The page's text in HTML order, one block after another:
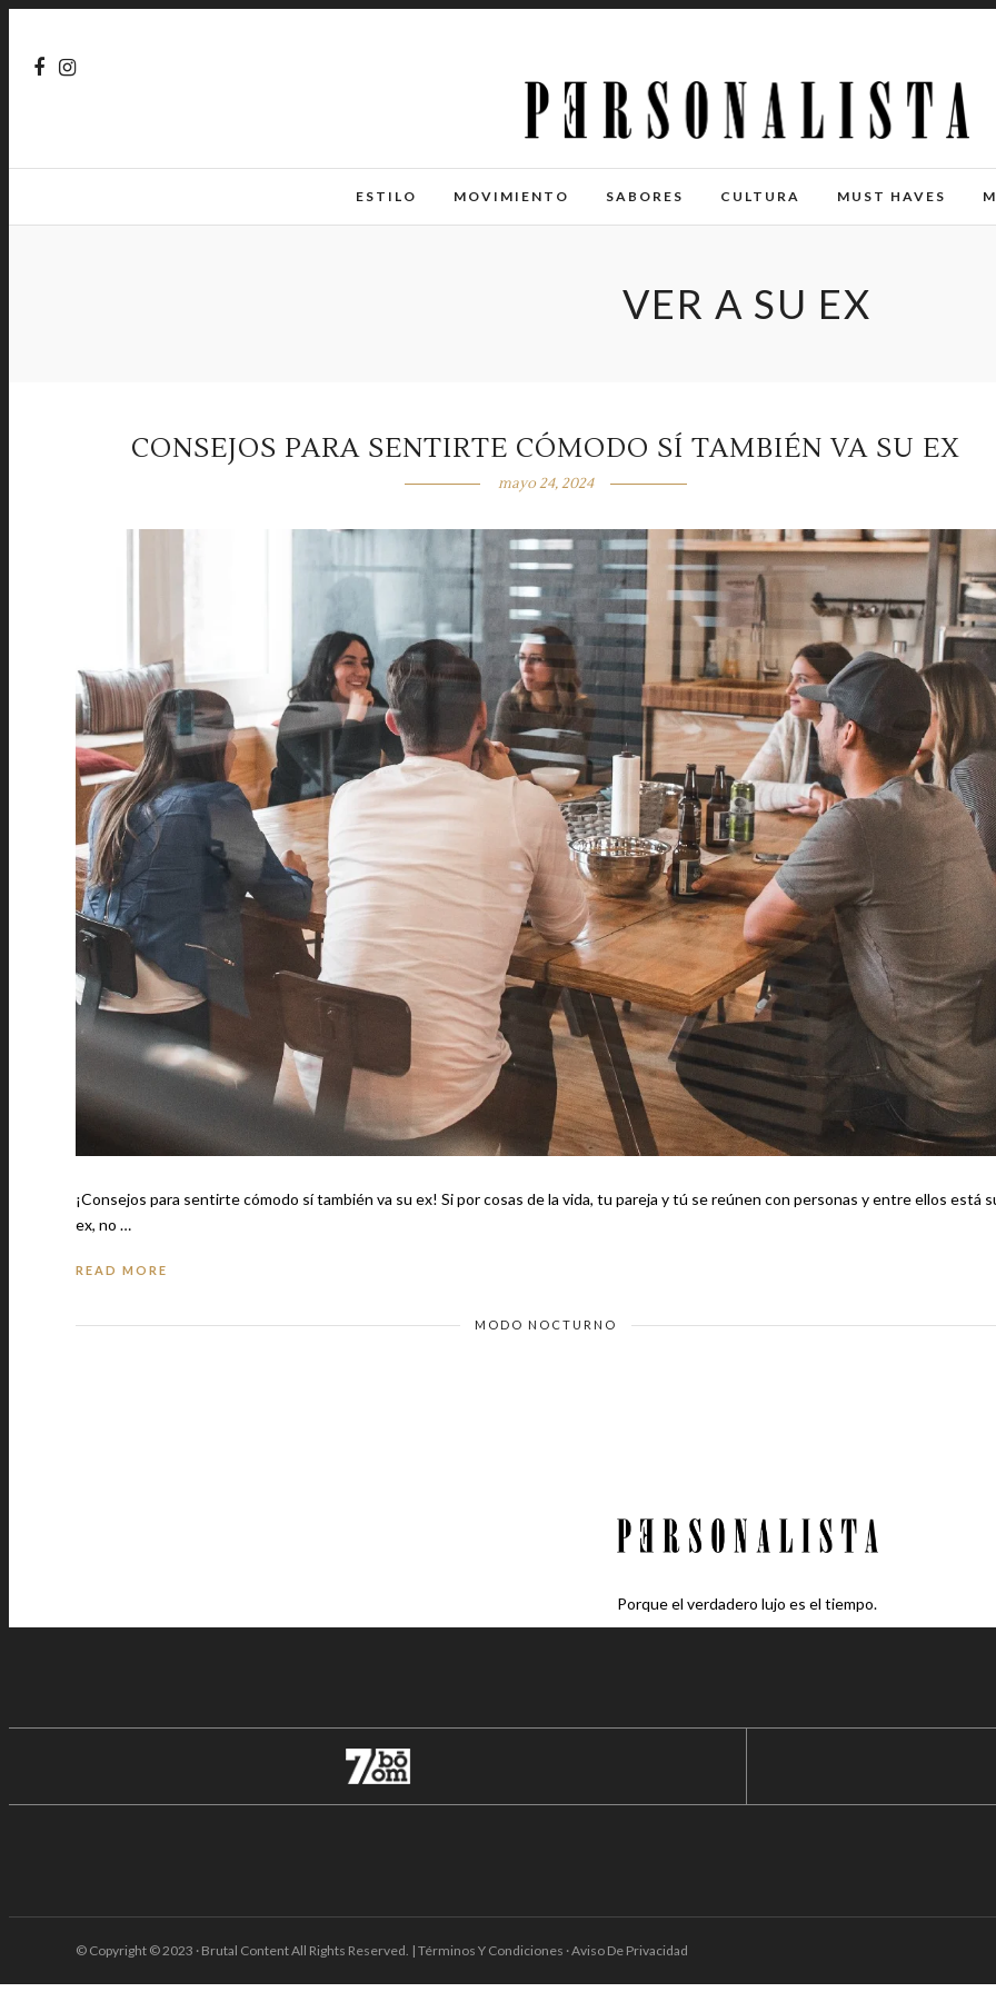
ESTILO MOVIMIENTO SABORES CULTURA MUST HAVES
VER A SU EX
CONSEJOS PARA SENTIRTE CÓMODO SÍ TAMBIÉN VA SU EX
mayo 24, 2024
¡Consejos para sentirte cómodo sí también va su ex! Si por cosas de la vida, tu pareja y tú se reúnen con personas y entre ellos está
ex, no …
READ MORE
MODO NOCTURNO
Porque el verdadero lujo es el tiempo.
© Copyright © 2023 · Brutal Content All Rights Reserved. | Términos Y Condiciones · Aviso De Privacidad